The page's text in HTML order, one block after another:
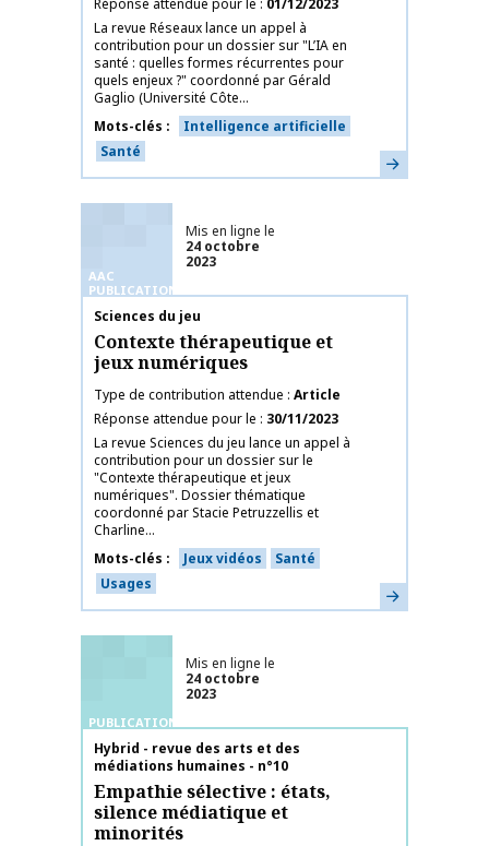
Réponse attendue pour le
01/12/2023
La revue Réseaux lance un appel à
contribution pour un dossier sur "L’IA en
santé : quelles formes récurrentes pour
quels enjeux ?" coordonné par Gérald
Gaglio (Université Côte...
Mots-clés
Intelligence artificielle
Santé
En savoir plus
AAC
PUBLICATIONS
Mis en ligne le
24 octobre
2023
Nom de la publication
Sciences du jeu
Contexte thérapeutique et
jeux numériques
Type de contribution attendue Article
Réponse attendue pour le
30/11/2023
La revue Sciences du jeu lance un appel à
contribution pour un dossier sur le
"Contexte thérapeutique et jeux
numériques". Dossier thématique
coordonné par Stacie Petruzzellis et
Charline...
Mots-clés
Jeux vidéos
Santé
Usages
En savoir plus
PUBLICATIONS
Mis en ligne le
24 octobre
2023
Nom de la publication
Hybrid - revue des arts et des
médiations humaines - n°10
Empathie sélective : états,
silence médiatique et
minorités